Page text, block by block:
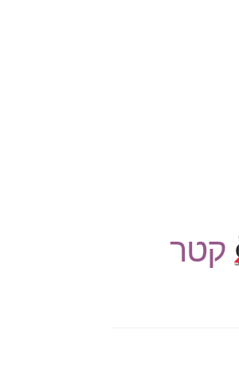
קטר